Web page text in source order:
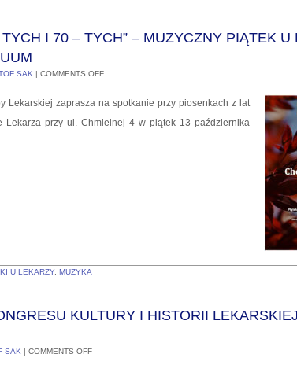
I 70 – TYCH” – MUZYCZNY PIĄTEK U
SAK | COMMENTS OFF
Lekarskiej zaprasza na spotkanie przy piosenkach z lat
przy ul. Chmielnej 4 w piątek 13 października
U LEKARZY, MUZYKA
KULTURY I HISTORII
SAK | COMMENTS OFF